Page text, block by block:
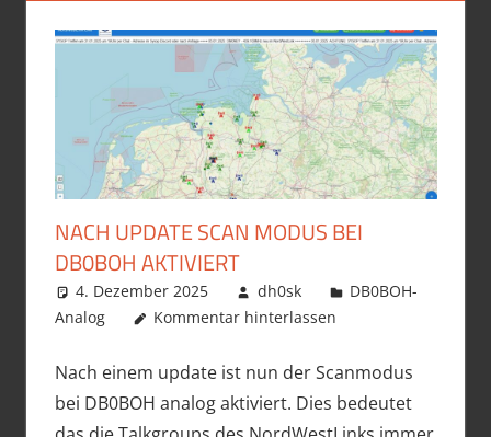
NACH UPDATE SCAN MODUS BEI
DB0BOH AKTIVIERT
4. Dezember 2025 dh0sk
DB0BOH-
Analog
Kommentar hinterlassen
Nach einem update ist nun der Scanmodus
bei DB0BOH analog aktiviert. Dies bedeutet